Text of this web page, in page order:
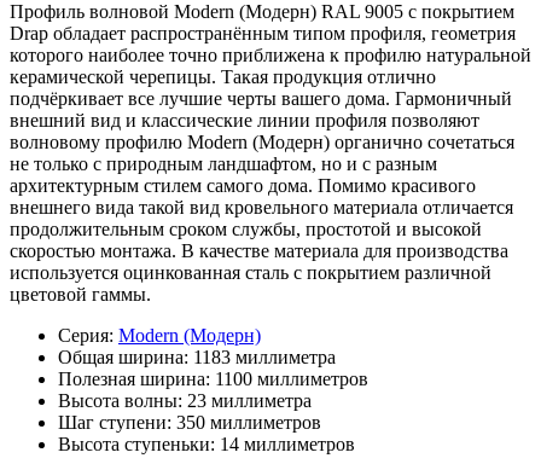
Профиль волновой Modern (Модерн) RAL 9005 с покрытием
Drap обладает распространённым типом профиля, геометрия
которого наиболее точно приближена к профилю натуральной
керамической черепицы. Такая продукция отлично
подчёркивает все лучшие черты вашего дома. Гармоничный
внешний вид и классические линии профиля позволяют
волновому профилю Modern (Модерн) органично сочетаться
не только с природным ландшафтом, но и с разным
архитектурным стилем самого дома. Помимо красивого
внешнего вида такой вид кровельного материала отличается
продолжительным сроком службы, простотой и высокой
скоростью монтажа. В качестве материала для производства
используется оцинкованная сталь с покрытием различной
цветовой гаммы.
Серия: Modern (Модерн)
Общая ширина: 1183 миллиметра
Полезная ширина: 1100 миллиметров
Высота волны: 23 миллиметра
Шаг ступени: 350 миллиметров
Высота ступеньки: 14 миллиметров